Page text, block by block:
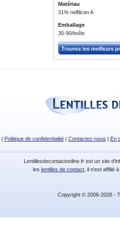
Matériau
31% nelfilcon A
Emballage
30-90/boîte
Politique de confidentialité| Contactez-nous En
Lentillesdecontactonline.fr est un site
les lentilles de contact, il n'est affilié
Copyright © 2006-2026 -